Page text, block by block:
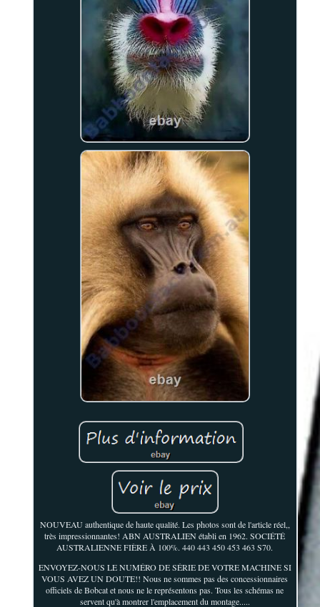
NOUVEAU authentique de haute qualité. Les photos sont de l'article réel,,
très impressionnantes! ABN AUSTRALIEN établi en 1962. SOCIÉTÉ
AUSTRALIENNE FIÈRE À 100%. 440 443 450 453 463 S70.
ENVOYEZ-NOUS LE NUMÉRO DE SÉRIE DE VOTRE MACHINE SI
VOUS AVEZ UN DOUTE!! Nous ne sommes pas des concessionnaires
officiels de Bobcat et nous ne le représentons pas. Tous les schémas ne
servent qu'à montrer l'emplacement du montage.....